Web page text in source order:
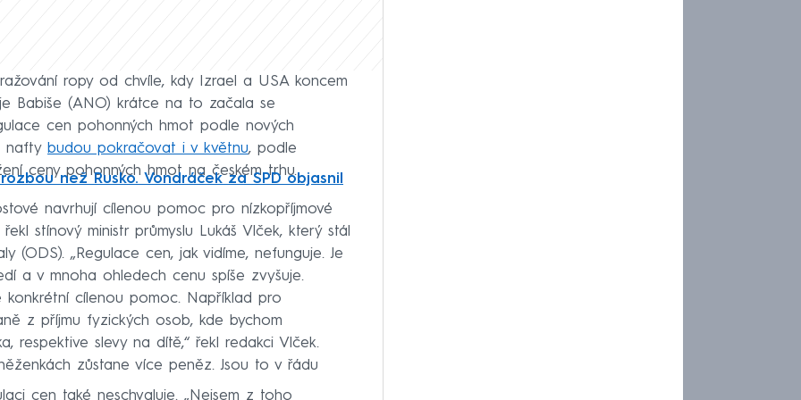
ropy od chvíle, kdy Izrael a USA koncem
Babiše (ANO) krátce na to začala se
cen pohonných hmot podle nových
nafty budou pokračovat i v květnu, podle
ceny pohonných hmot na českém trhu.
než Rusko. Vondráček za SPD objasnil
navrhují cílenou pomoc pro nízkopříjmové
stínový ministr průmyslu Lukáš Vlček, který stál
(ODS). „Regulace cen, jak vidíme, nefunguje. Je
a v mnoha ohledech cenu spíše zvyšuje.
cílenou pomoc. Například pro
z příjmu fyzických osob, kde bychom
respektive slevy na dítě,“ řekl redakci Vlček.
zůstane více peněz. Jsou to v řádu
cen také neschvaluje. „Nejsem z toho